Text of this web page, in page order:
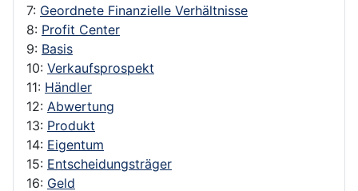
7: Geordnete Finanzielle Verhältnisse
8: Profit Center
9: Basis
10: Verkaufsprospekt
11: Händler
12: Abwertung
13: Produkt
14: Eigentum
15: Entscheidungsträger
16: Geld